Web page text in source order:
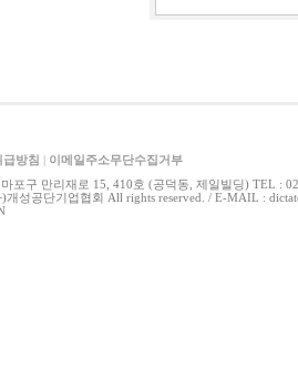
급방침
이메일주소무단수집거부
포구 만리재로 15, 410호 (공덕동, 제일빌딩) TEL :
성공단기업협회 All rights reserved. / E-MAIL :